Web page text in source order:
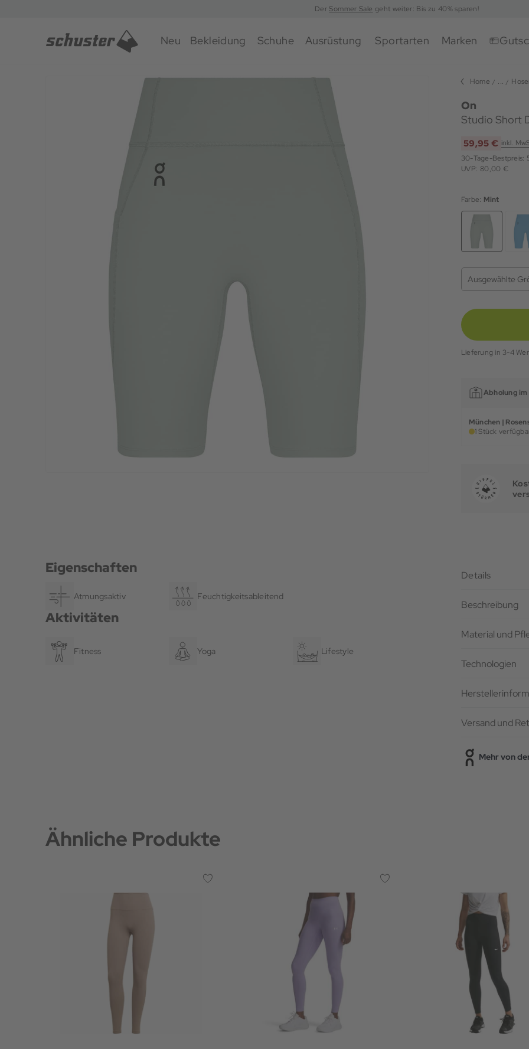
DerSommer Sale geht weiter: Bis zu 40% sparen!
Neu Bekleidung Schuhe Ausrüstung Sportarten Marken
Home ...
On
Studio Short
59,95 € inkl.
30-Tage-Bestpreis:
UVP: 80,00 €
Farbe: Mint
Ausgewählte
Lieferung in 3-4
Abholung im
München |
1 Stück
Eigenschaften
Atmungsaktiv Feuchtigkeitsableitend
Aktivitäten
Fitness Yoga Lifestyle
Details
Beschreibung
Material und
Technologien
Versand und
Mehr von
Ähnliche Produkte